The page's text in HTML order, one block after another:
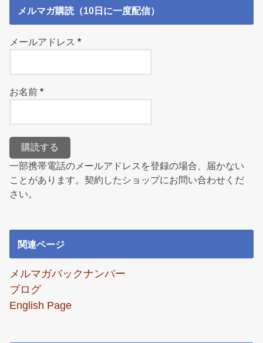
メルマガ購読（10日に一度配信）
メールアドレス*
お名前*
一部携帯電話のメールアドレスを登録の場合、届かない
ことがあります。契約したショップにお問い合わせくだ
さい。
関連ページ
メルマガバックナンバー
ブログ
English Page